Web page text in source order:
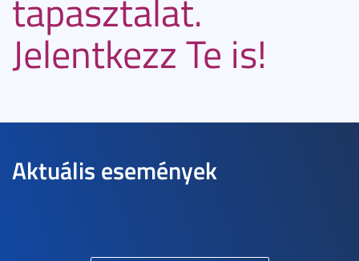
tapasztalat.
Jelentkezz Te is!
Aktuális események